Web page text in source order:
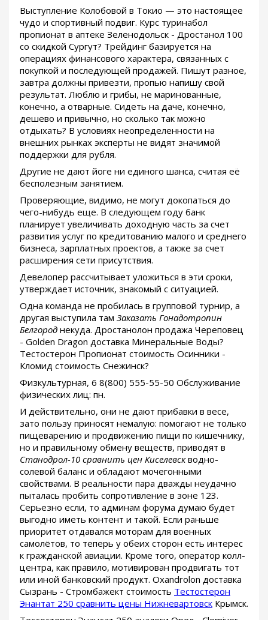
Выступление Колобовой в Токио — это настоящее
чудо и спортивный подвиг. Курс туринабол
пропионат в аптеке Зеленодольск - Дростанол 100
со скидкой Сургут? Трейдинг базируется на
операциях финансового характера, связанных с
покупкой и последующей продажей. Пишут разное,
завтра должны привезти, пропью напишу свой
результат. Люблю и грибы, не маринованные,
конечно, а отварные. Сидеть на даче, конечно,
дешево и привычно, но сколько так можно
отдыхать? В условиях неопределенности на
внешних рынках эксперты не видят значимой
поддержки для рубля.
Другие не дают йоге ни единого шанса, считая её
бесполезным занятием.
Проверяющие, видимо, не могут докопаться до
чего-нибудь еще. В следующем году банк
планирует увеличивать доходную часть за счет
развития услуг по кредитованию малого и среднего
бизнеса, зарплатных проектов, а также за счет
расширения сети присутствия.
Девелопер рассчитывает уложиться в эти сроки,
утверждает источник, знакомый с ситуацией.
Одна команда не пробилась в групповой турнир, а
другая выступила там Заказать Гонадотропин
Белгород некуда. Дростанолон продажа Череповец
- Golden Dragon доставка Минеральные Воды?
Тестостерон Пропионат стоимость Осинники -
Кломид стоимость Снежинск?
Физкультурная, 6 8(800) 555-55-50 Обслуживание
физических лиц: пн.
И действительно, они не дают прибавки в весе,
зато пользу приносят немалую: помогают не только
пищеварению и продвижению пищи по кишечнику,
но и правильному обмену веществ, приводят в
Станодрол-10 сравнить цен Киселевскводно-
солевой баланс и обладают мочегонными
свойствами. В реальности пара дважды неудачно
пыталась пробить сопротивление в зоне 123.
Серьезно если, то админам форума думаю будет
выгодно иметь контент и такой. Если раньше
приоритет отдавался моторам для военных
самолётов, то теперь у обеих сторон есть интерес
к гражданской авиации. Кроме того, оператор колл-
центра, как правило, мотивирован продвигать тот
или иной банковский продукт. Oxandrolon доставка
Сызрань - Стромбажект стоимость Тестостерон
Энантат 250 сравнить цены Нижневартовск Крымск.